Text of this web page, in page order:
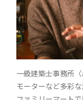
一級建築士事務所
モーターなど多彩